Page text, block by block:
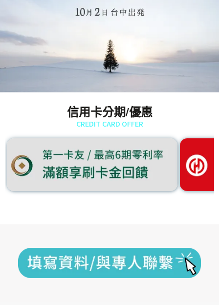
信用卡分期/優惠
CREDIT CARD OFFER